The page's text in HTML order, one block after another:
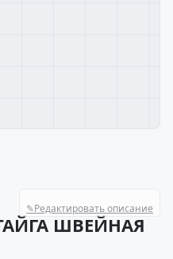
✎Редактировать описание
ШВЕЙНАЯ